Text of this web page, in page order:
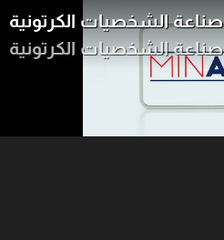
صناعة الشخصيات الكرتونية
صناعة الشخصيات الكرتونية